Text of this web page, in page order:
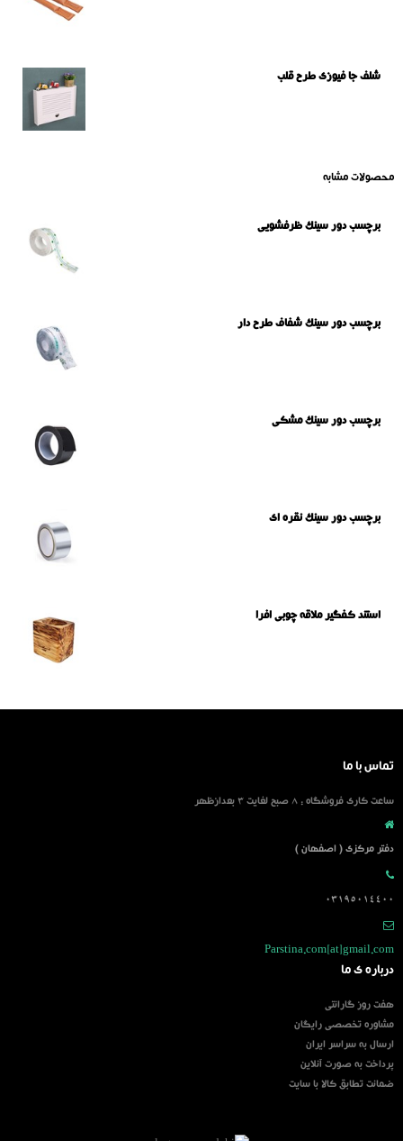
شلف جا فیوزی طرح قلب
محصولات مشابه
برچسب دور سینک ظرفشویی
برچسب دور سینک شفاف طرح دار
برچسب دور سینک مشکی
برچسب دور سینک نقره ای
استند کفگیر ملاقه چوبی افرا
تماس با ما
ساعت کاری فروشگاه : 8 صبح لغایت 3 بعدازظهر
دفتر مرکزی ( اصفهان )
03195014400
Parstina.com[at]gmail.com
درباره ی ما
هفت روز گارانتی
مشاوره تخصصی رایگان
ارسال به سراسر ایران
پرداخت به صورت آنلاین
ضمانت تطابق کالا با سایت